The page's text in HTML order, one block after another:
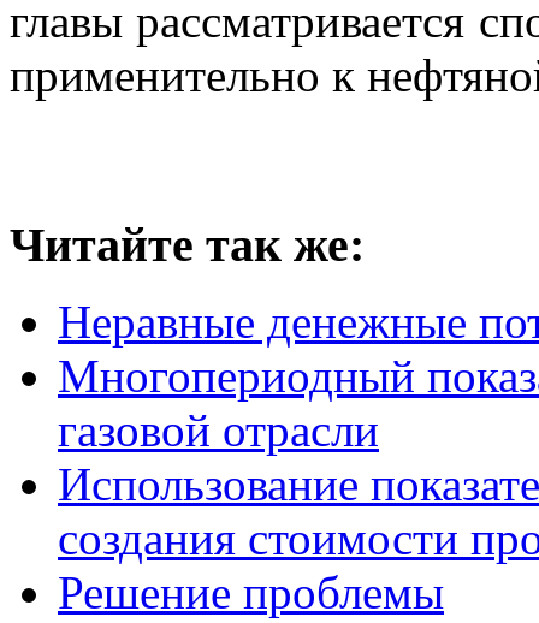
главы рассматривается
применительно к
Читайте так же:
Неравные денежные
Многопериодный
газовой отрасли
Использование
создания стоимости
Решение проблемы